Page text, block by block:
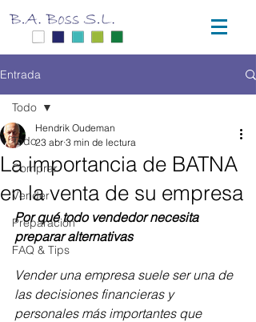
Entrada
Todo
Comprar
Vender
Preparación
FAQ & Tips
Todo
La importancia de BATNA
en la venta de su empresa
Hendrik Oudeman
23 abr 3 min de lectura
Por qué todo vendedor necesita
preparar alternativas
Vender una empresa suele ser una de
las decisiones financieras y
personales más importantes que